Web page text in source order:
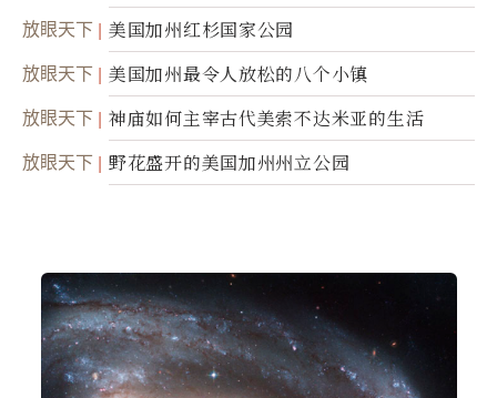
腐身
放眼天下 美国加州红杉国家公园
放眼天下 美国加州最令人放松的八个小镇
放眼天下 神庙如何主宰古代美索不达米亚的生活
放眼天下 野花盛开的美国加州州立公园